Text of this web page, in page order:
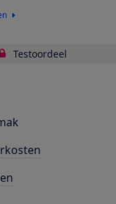
Testoordeel